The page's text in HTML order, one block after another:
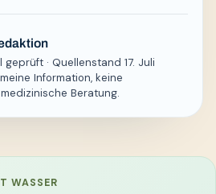
geprüft · Quellenstand 17. Juli
Information, keine
Beratung.
WASSER